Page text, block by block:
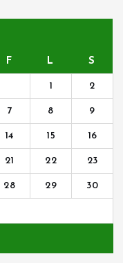
F L S
1 2
7 8 9
14 15 16
21 22 23
28 29 30